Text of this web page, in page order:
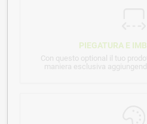
PIEGATURA E
Con questo optional il tuo
maniera esclusiva